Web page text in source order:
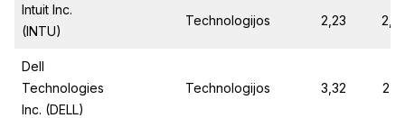
Intuit Inc.
(INTU)
Technologijos 2,23
Dell
Technologies
Inc. (DELL)
Technologijos 3,32